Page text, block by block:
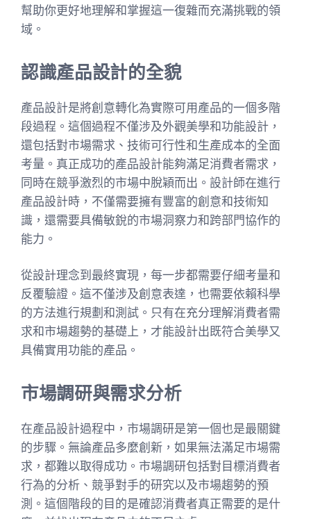
幫助你更好地理解和掌握這一復雜而充滿挑戰的領
域。
認識產品設計的全貌
產品設計是將創意轉化為實際可用產品的一個多階
段過程。這個過程不僅涉及外觀美學和功能設計，
還包括對市場需求、技術可行性和生產成本的全面
考量。真正成功的產品設計能夠滿足消費者需求，
同時在競爭激烈的市場中脫穎而出。設計師在進行
產品設計時，不僅需要擁有豐富的創意和技術知
識，還需要具備敏銳的市場洞察力和跨部門協作的
能力。
從設計理念到最終實現，每一步都需要仔細考量和
反覆驗證。這不僅涉及創意表達，也需要依賴科學
的方法進行規劃和測試。只有在充分理解消費者需
求和市場趨勢的基礎上，才能設計出既符合美學又
具備實用功能的產品。
市場調研與需求分析
在產品設計過程中，市場調研是第一個也是最關鍵
的步驟。無論產品多麼創新，如果無法滿足市場需
求，都難以取得成功。市場調研包括對目標消費者
行為的分析、競爭對手的研究以及市場趨勢的預
測。這個階段的目的是確認消費者真正需要的是什